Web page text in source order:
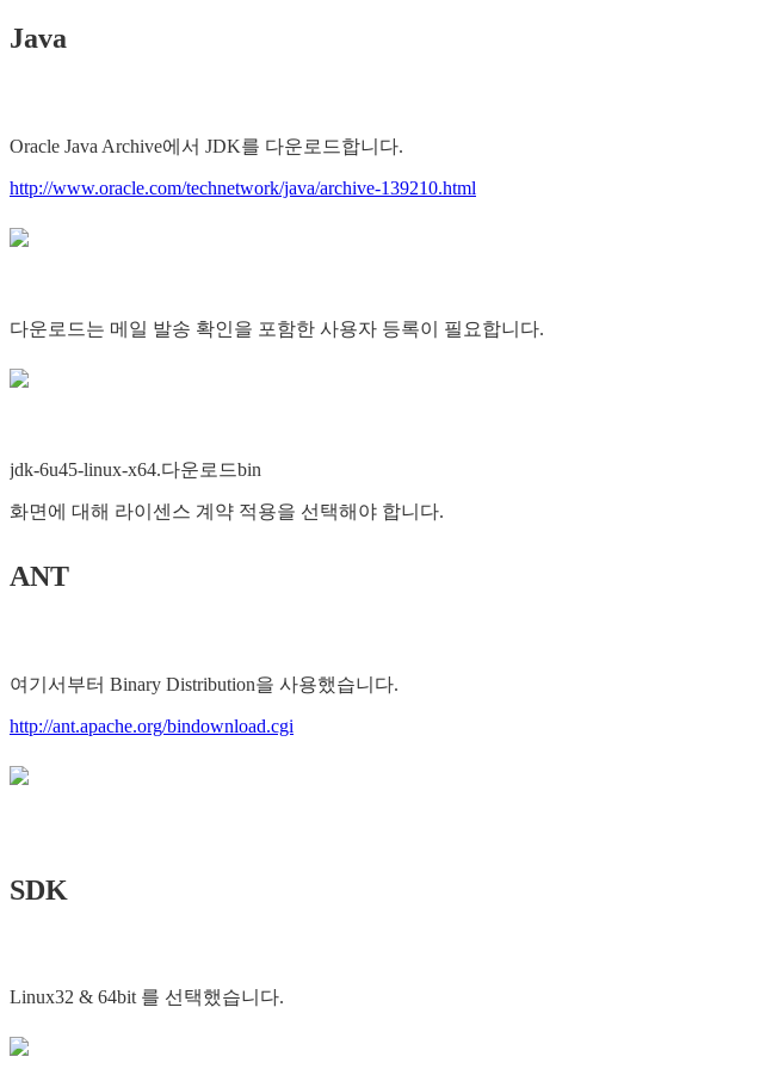
Java
Oracle Java Archive에서 JDK를 다운로드합니다.
http://www.oracle.com/technetwork/java/archive-139210.html
다운로드는 메일 발송 확인을 포함한 사용자 등록이 필요합니다.
jdk-6u45-linux-x64.다운로드bin
화면에 대해 라이센스 계약 적용을 선택해야 합니다.
ANT
여기서부터 Binary Distribution을 사용했습니다.
http://ant.apache.org/bindownload.cgi
SDK
Linux32 & 64bit 를 선택했습니다.